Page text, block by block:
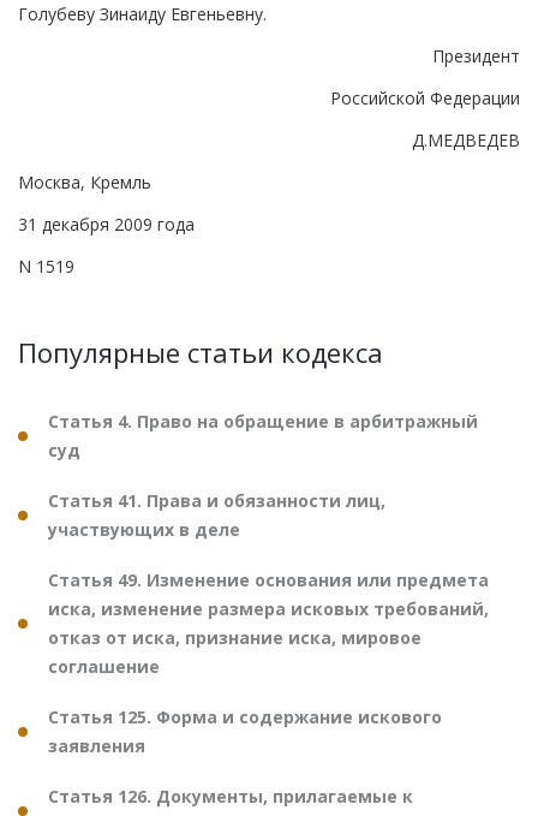
Голубеву Зинаиду Евгеньевну.
Президент
Российской Федерации
Д.МЕДВЕДЕВ
Москва, Кремль
31 декабря 2009 года
N 1519
Популярные статьи кодекса
Статья 4. Право на обращение в арбитражный
суд
Статья 41. Права и обязанности лиц,
участвующих в деле
Статья 49. Изменение основания или предмета
иска, изменение размера исковых требований,
отказ от иска, признание иска, мировое
соглашение
Статья 125. Форма и содержание искового
заявления
Статья 126. Документы, прилагаемые к